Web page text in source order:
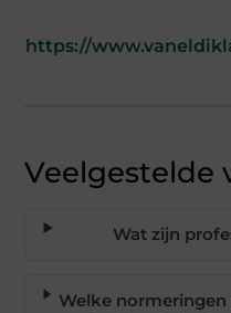
https://
Veelgestelde
Wat zijn
Welke